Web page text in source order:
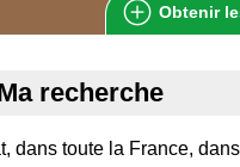
Obtenir
recherche
dans toute la France,